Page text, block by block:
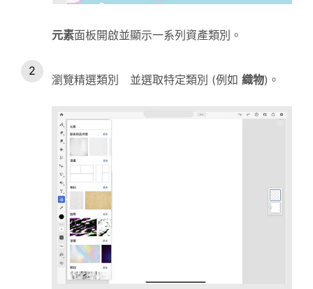
元素面板開啟並顯示一系列資產類別。
瀏覽精選類別 並選取特定類別 (例如 織物)。